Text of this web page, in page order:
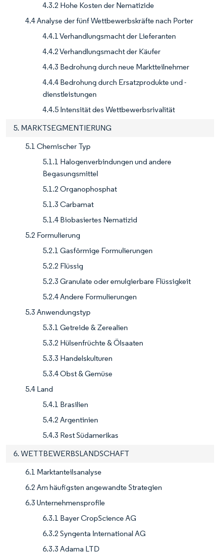
4.3.2 Hohe Kosten der Nematizide
4.4 Analyse der fünf Wettbewerbskräfte nach Porter
4.4.1 Verhandlungsmacht der Lieferanten
4.4.2 Verhandlungsmacht der Käufer
4.4.3 Bedrohung durch neue Marktteilnehmer
4.4.4 Bedrohung durch Ersatzprodukte und -
dienstleistungen
4.4.5 Intensität des Wettbewerbsrivalität
5. MARKTSEGMENTIERUNG
5.1 Chemischer Typ
5.1.1 Halogenverbindungen und andere
Begasungsmittel
5.1.2 Organophosphat
5.1.3 Carbamat
5.1.4 Biobasiertes Nematizid
5.2 Formulierung
5.2.1 Gasförmige Formulierungen
5.2.2 Flüssig
5.2.3 Granulate oder emulgierbare Flüssigkeit
5.2.4 Andere Formulierungen
5.3 Anwendungstyp
5.3.1 Getreide & Zerealien
5.3.2 Hülsenfrüchte & Ölsaaten
5.3.3 Handelskulturen
5.3.4 Obst & Gemüse
5.4 Land
5.4.1 Brasilien
5.4.2 Argentinien
5.4.3 Rest Südamerikas
6. WETTBEWERBSLANDSCHAFT
6.1 Marktanteilsanalyse
6.2 Am häufigsten angewandte Strategien
6.3 Unternehmensprofile
6.3.1 Bayer CropScience AG
6.3.2 Syngenta International AG
6.3.3 Adama LTD